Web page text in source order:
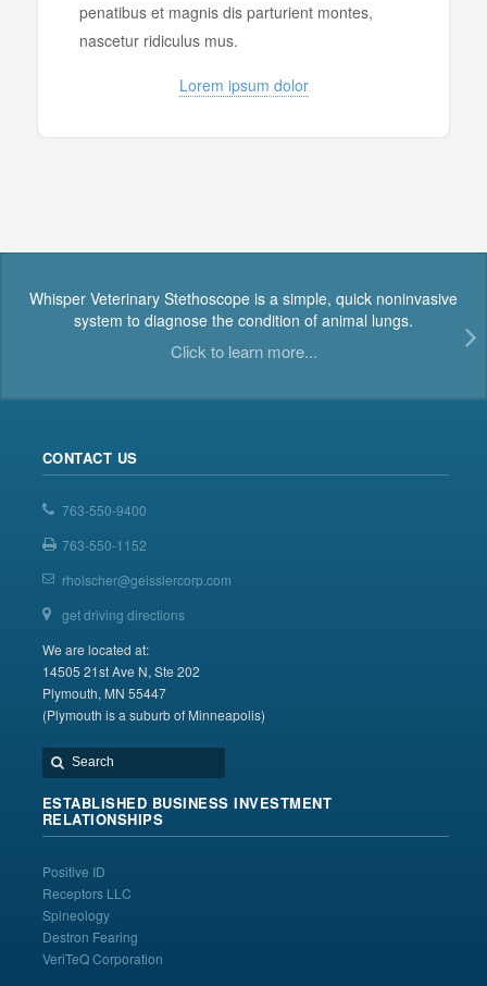
penatibus et magnis dis parturient montes,
nascetur ridiculus mus.
Lorem ipsum dolor
Whisper Veterinary Stethoscope is a simple, quick noninvasive
system to diagnose the condition of animal lungs.
Click to learn more...
CONTACT US
763-550-9400
763-550-1152
rholscher@geisslercorp.com
get driving directions
We are located at:
14505 21st Ave N, Ste 202
Plymouth, MN 55447
(Plymouth is a suburb of Minneapolis)
ESTABLISHED BUSINESS INVESTMENT
RELATIONSHIPS
Positive ID
Receptors LLC
Spineology
Destron Fearing
VeriTeQ Corporation